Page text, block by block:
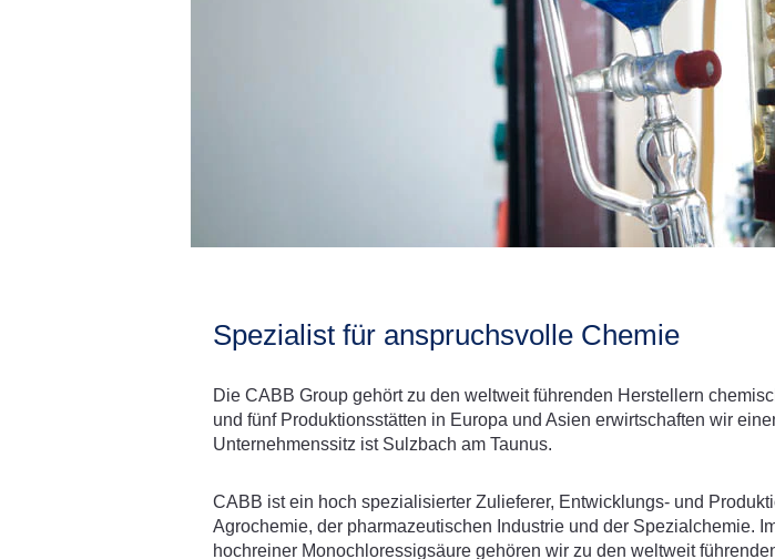
Spezialist für anspruchsvolle Chemie
Die CABB Group gehört zu den weltweit führenden Herstellern
und fünf Produktionsstätten in Europa und Asien erwirtschaften wir
Unternehmenssitz ist Sulzbach am Taunus.
CABB ist ein hoch spezialisierter Zulieferer, Entwicklungs- und
Agrochemie, der pharmazeutischen Industrie und der Spezialchemie.
hochreiner Monochloressigsäure gehören wir zu den weltweit